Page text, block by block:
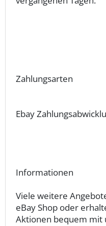
Zahlungsarten
Ebay
Informationen
Viele weitere
eBay Shop oder
Aktionen bequem mit